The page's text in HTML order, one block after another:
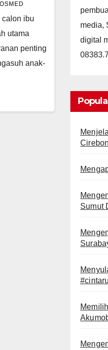
calon ibu
utama
penting
anak-
media,
digital
Sumut